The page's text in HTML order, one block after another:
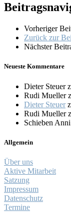
Vorheriger
Zurück zur
Nächster
Neueste Kommentare
Dieter Steuer
Rudi Mueller
Dieter Steuer
Rudi Mueller
Schieben
Allgemein
Über uns
Aktive Mitarbeit
Satzung
Impressum
Datenschutz
Termine